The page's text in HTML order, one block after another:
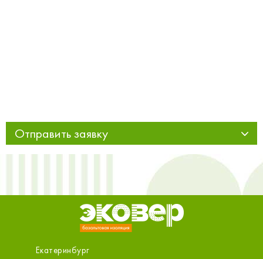
Отправить заявку
Екатеринбург